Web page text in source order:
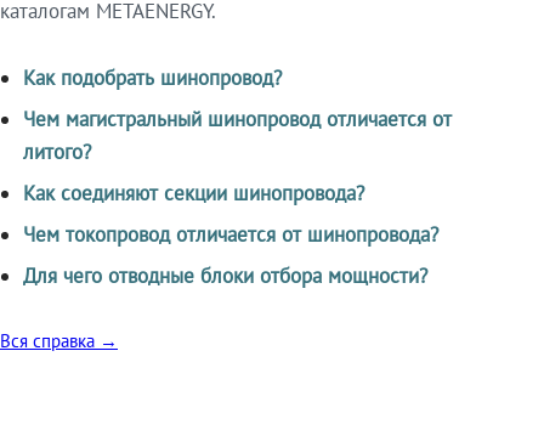
каталогам METAENERGY.
Как подобрать шинопровод?
Чем магистральный шинопровод отличается от
литого?
Как соединяют секции шинопровода?
Чем токопровод отличается от шинопровода?
Для чего отводные блоки отбора мощности?
Вся справка →